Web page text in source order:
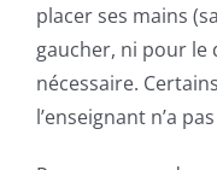
placer ses mains
gaucher, ni pour le
nécessaire.
l’enseignant n’a